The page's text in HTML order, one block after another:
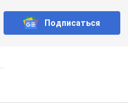
Подписаться